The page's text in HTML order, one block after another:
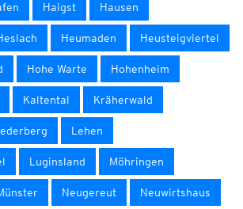
Haigst Hausen
Heumaden Heusteigviertel
Hohe Warte Hohenheim
Kaltental Kräherwald
Lehen
Luginsland Möhringen
Neugereut Neuwirtshaus